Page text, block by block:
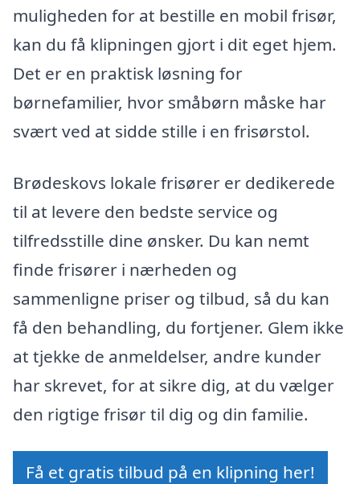
muligheden for at bestille en mobil frisør,
kan du få klipningen gjort i dit eget hjem.
Det er en praktisk løsning for
børnefamilier, hvor småbørn måske har
svært ved at sidde stille i en frisørstol.
Brødeskovs lokale frisører er dedikerede
til at levere den bedste service og
tilfredsstille dine ønsker. Du kan nemt
finde frisører i nærheden og
sammenligne priser og tilbud, så du kan
få den behandling, du fortjener. Glem ikke
at tjekke de anmeldelser, andre kunder
har skrevet, for at sikre dig, at du vælger
den rigtige frisør til dig og din familie.
Få et gratis tilbud på en klipning her!